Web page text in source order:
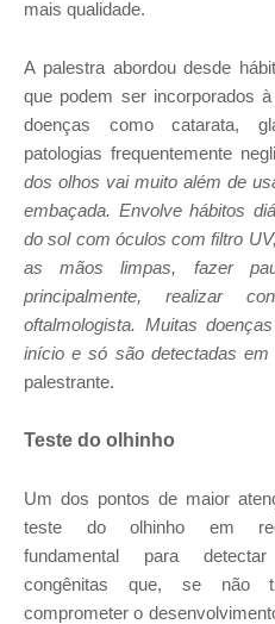
mais qualidade.
A palestra abordou desde
que podem ser incorporados
doenças como catarata,
patologias frequentemente
dos olhos vai muito além de
embaçada. Envolve hábitos
do sol com óculos com filtro
as mãos limpas, fazer
principalmente, realizar
oftalmologista. Muitas
início e só são detectadas em
palestrante.
Teste do olhinho
Um dos pontos de maior
teste do olhinho em
fundamental para
congênitas que, se não
comprometer o